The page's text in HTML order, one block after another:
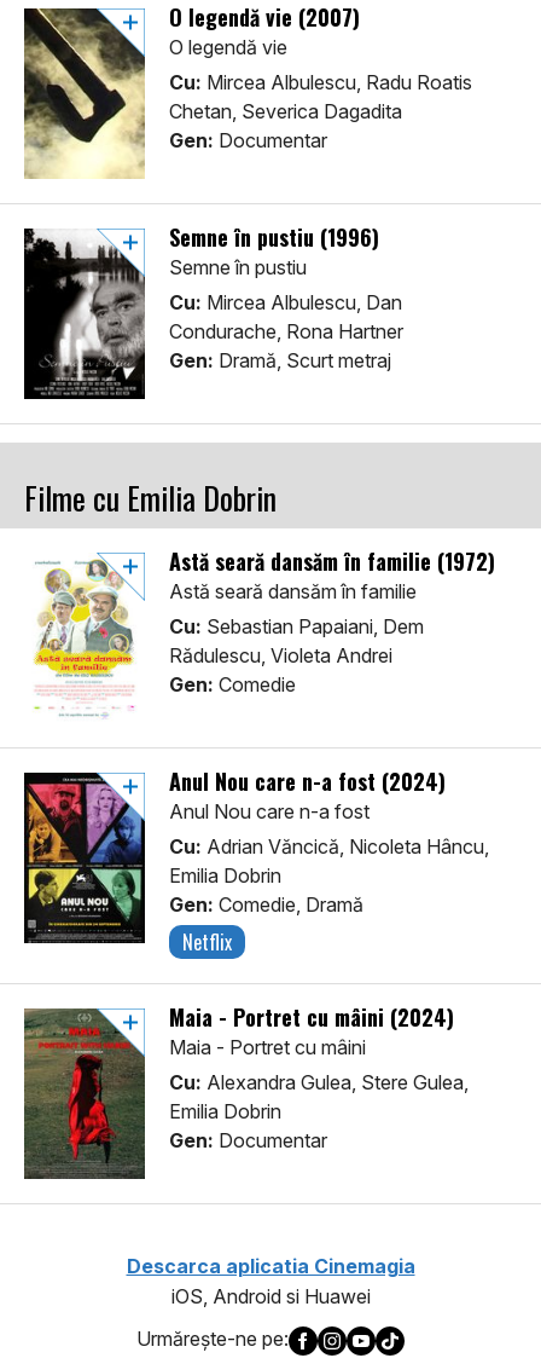
O legendă vie (2007)
O legendă vie
Cu: Mircea Albulescu, Radu Roatis
Chetan, Severica Dagadita
Gen: Documentar
Semne în pustiu (1996)
Semne în pustiu
Cu: Mircea Albulescu, Dan
Condurache, Rona Hartner
Gen: Dramă, Scurt metraj
Filme cu Emilia Dobrin
Astă seară dansăm în familie (1972)
Astă seară dansăm în familie
Cu: Sebastian Papaiani, Dem
Rădulescu, Violeta Andrei
Gen: Comedie
Anul Nou care n-a fost (2024)
Anul Nou care n-a fost
Cu: Adrian Văncică, Nicoleta Hâncu,
Emilia Dobrin
Gen: Comedie, Dramă
Netflix
Maia - Portret cu mâini (2024)
Maia - Portret cu mâini
Cu: Alexandra Gulea, Stere Gulea,
Emilia Dobrin
Gen: Documentar
Descarca aplicatia Cinemagia
iOS, Android si Huawei
Urmăreşte-ne pe: